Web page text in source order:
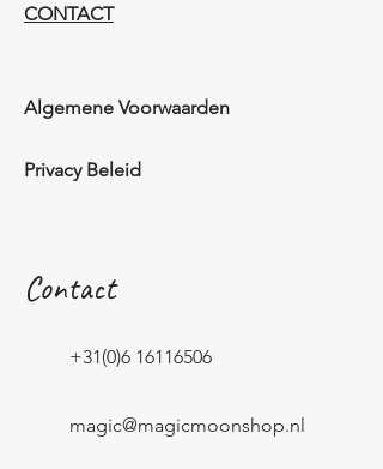
CONTACT
Algemene Voorwaarden
Privacy Beleid
Contact
+31(0)6 16116506
magic@magicmoonshop.nl